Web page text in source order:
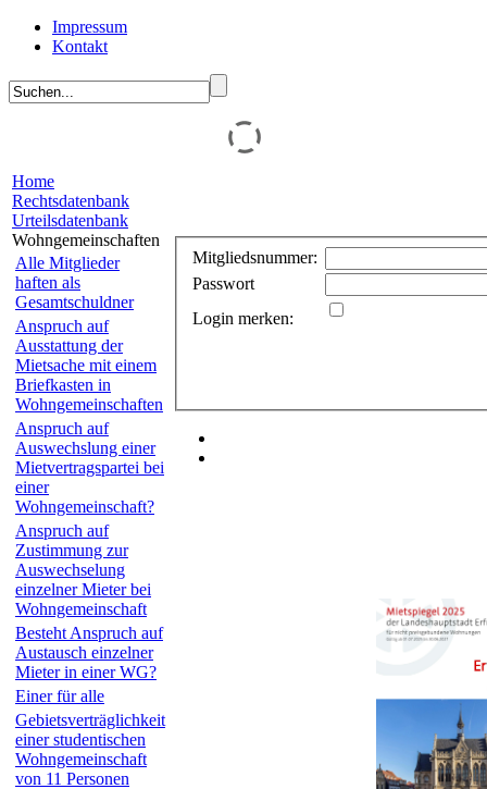
Impressum
Kontakt
Home
Rechtsdatenbank
Urteilsdatenbank
Wohngemeinschaften
Alle Mitglieder
haften als
Gesamtschuldner
Anspruch auf
Ausstattung der
Mietsache mit einem
Briefkasten in
Wohngemeinschaften
Anspruch auf
Auswechslung einer
Mietvertragspartei bei
einer
Wohngemeinschaft?
Anspruch auf
Zustimmung zur
Auswechselung
einzelner Mieter bei
Wohngemeinschaft
Besteht Anspruch auf
Austausch einzelner
Mieter in einer WG?
Einer für alle
Gebietsverträglichkeit
einer studentischen
Wohngemeinschaft
von 11 Personen
Mitgliedsnummer:
Passwort
Login merken: